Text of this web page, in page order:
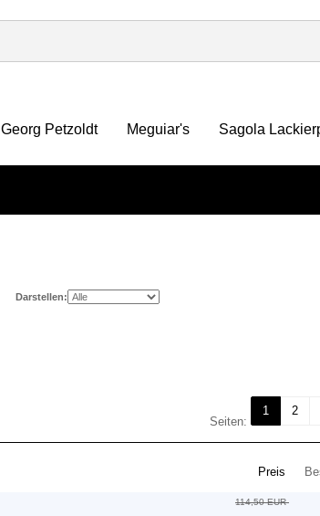
Georg Petzoldt Meguiar's Sagola
Darstellen:
Seiten:
1 2
Preis
114,50 EUR